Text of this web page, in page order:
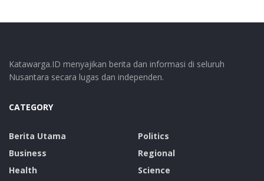
Katawarga.ID menyajikan berita dan informasi di seluruh
Nusantara secara lugas dan independen.
CATEGORY
Berita Utama
Business
Health
Politics
Regional
Science